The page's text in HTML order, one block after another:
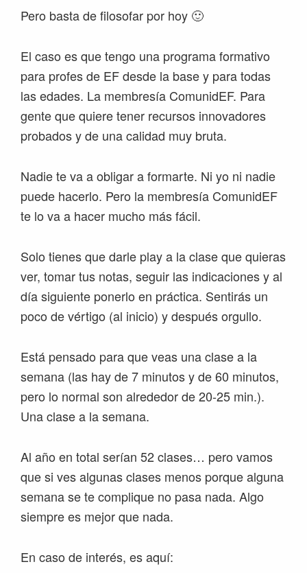
Pero basta de filosofar por hoy 🙂
El caso es que tengo una programa formativo
para profes de EF desde la base y para todas
las edades. La membresía ComunidEF. Para
gente que quiere tener recursos innovadores
probados y de una calidad muy bruta.
Nadie te va a obligar a formarte. Ni yo ni nadie
puede hacerlo. Pero la membresía ComunidEF
te lo va a hacer mucho más fácil.
Solo tienes que darle play a la clase que quieras
ver, tomar tus notas, seguir las indicaciones y al
día siguiente ponerlo en práctica. Sentirás un
poco de vértigo (al inicio) y después orgullo.
Está pensado para que veas una clase a la
semana (las hay de 7 minutos y de 60 minutos,
pero lo normal son alrededor de 20-25 min.).
Una clase a la semana.
Al año en total serían 52 clases… pero vamos
que si ves algunas clases menos porque alguna
semana se te complique no pasa nada. Algo
siempre es mejor que nada.
En caso de interés, es aquí: